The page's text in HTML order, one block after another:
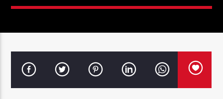
FAIXA ATUAL
VOCÊ ENDOIDECEU MEU CORAÇÃO
NANDO CORDEL